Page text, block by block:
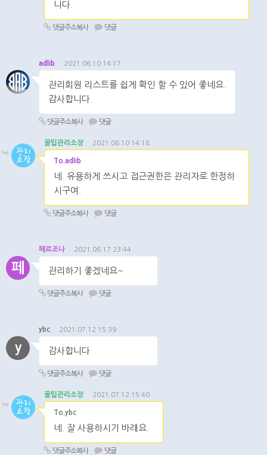
니다.
댓글주소복사 댓글
adlib 2021.06.10 14:17
관리회원 리스트를 쉽게 확인 할 수 있어 좋네요.
감사합니다.
댓글주소복사 댓글
꿀팁관리소장 2021.06.10 14:18
To.adlib
네. 유용하게 쓰시고 접근권한은 관리자로 한정하
시구여.
댓글주소복사 댓글
페
페르조나 2021.06.17 23:44
관리하기 좋겠네요~
댓글주소복사 댓글
y
ybc 2021.07.12 15:39
감사합니다
댓글주소복사 댓글
꿀팁관리소장 2021.07.12 15:40
To.ybc
네. 잘 사용하시기 바래요.
댓글주소복사 댓글